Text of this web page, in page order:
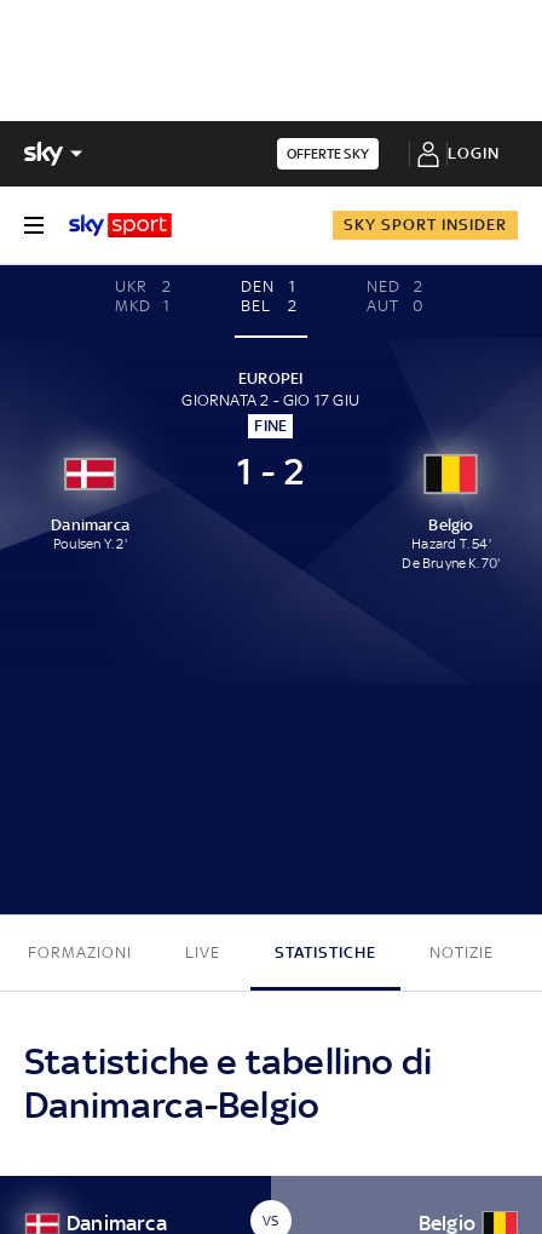
OFFERTE SKY LOGIN
SKY SPORT INSIDER
UKR
2
MKD
1
DEN
1
BEL
2
NED
2
AUT
0
EUROPEI
GIORNATA 2 - GIO 17 GIU
FINE
Danimarca
Poulsen Y. 2'
1 - 2
Belgio
Hazard T. 54'
De Bruyne K. 70'
FORMAZIONI LIVE STATISTICHE NOTIZIE
Statistiche e tabellino di
Danimarca-Belgio
Danimarca VS Belgio